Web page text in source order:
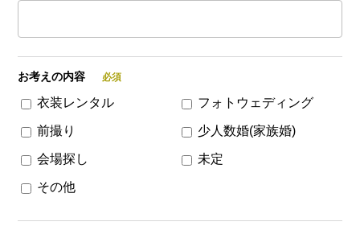
お考えの内容
衣装レンタル フォトウェディング
前撮り 少人数婚(家族婚)
会場探し 未定
その他